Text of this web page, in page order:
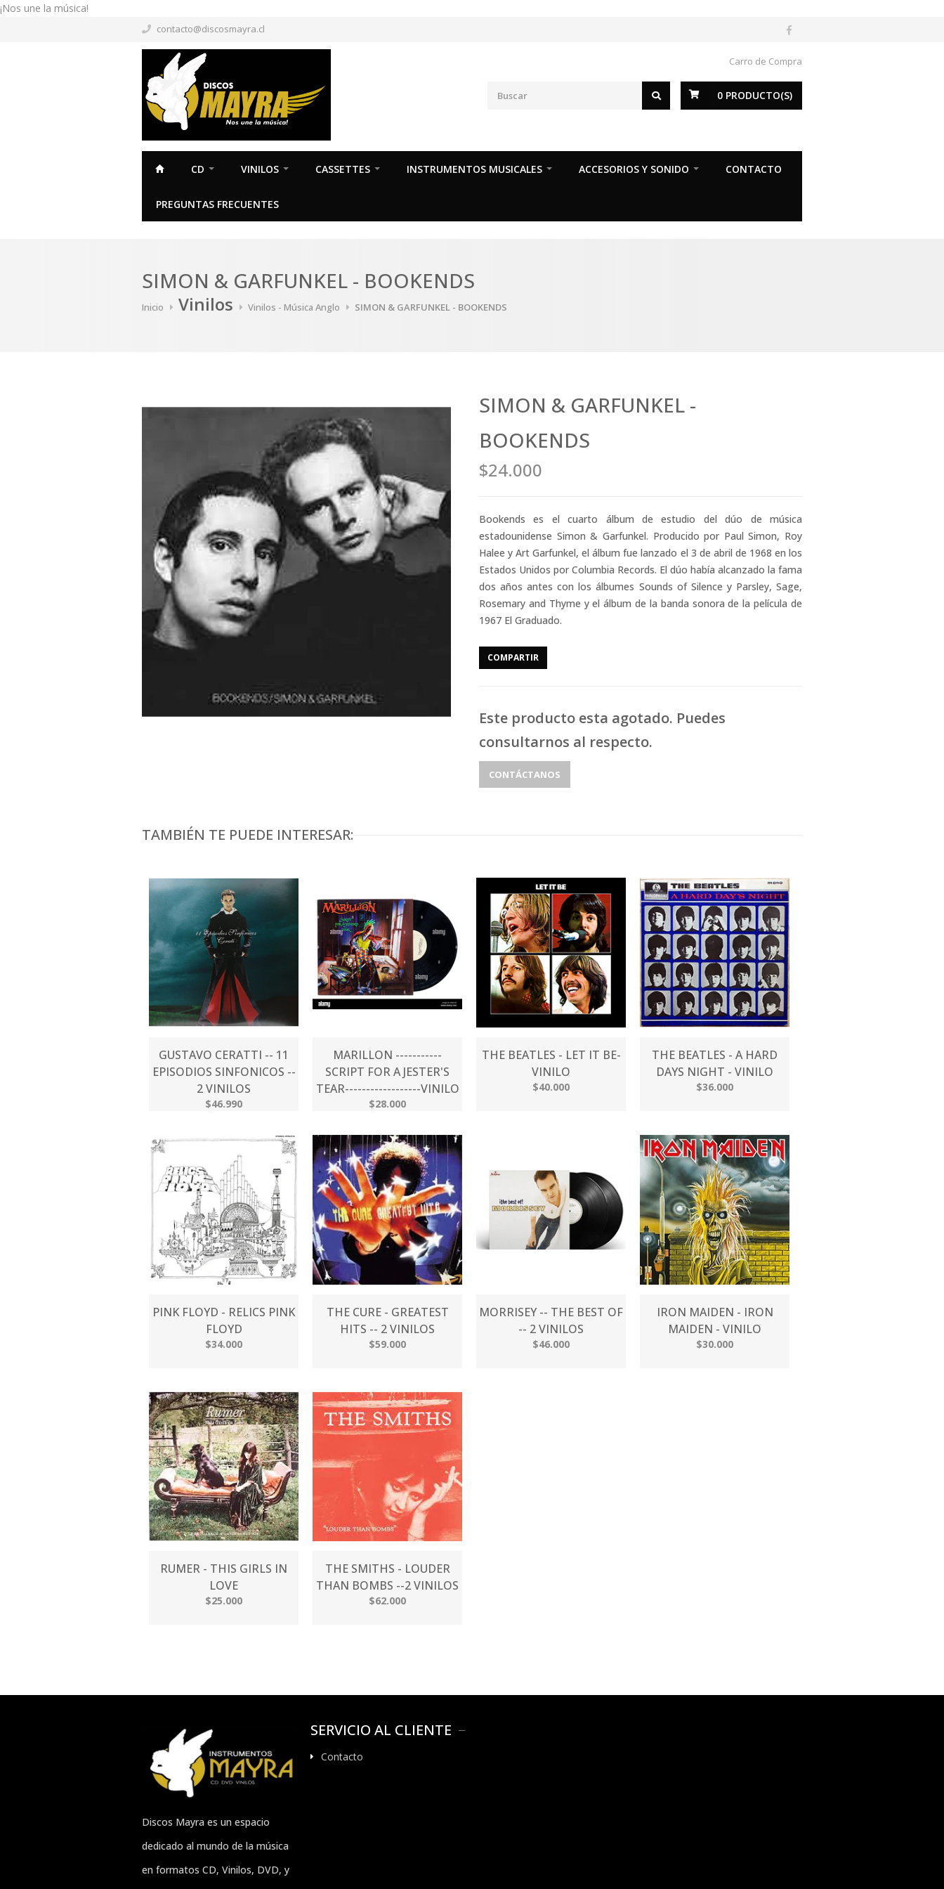
¡Nos une la música!
contacto@discosmayra.cl
Carro de Compra
0 PRODUCTO(S)
CD VINILOS CASSETTES INSTRUMENTOS MUSICALES ACCESORIOS Y SONIDO CONTACTO
PREGUNTAS FRECUENTES
SIMON & GARFUNKEL - BOOKENDS
Inicio Vinilos Vinilos - Música Anglo SIMON & GARFUNKEL - BOOKENDS
SIMON & GARFUNKEL -
BOOKENDS
$24.000
Bookends es el cuarto álbum de estudio del dúo de música
estadounidense Simon & Garfunkel. Producido por Paul Simon, Roy
Halee y Art Garfunkel, el álbum fue lanzado el 3 de abril de 1968 en los
Estados Unidos por Columbia Records. El dúo había alcanzado la fama
dos años antes con los álbumes Sounds of Silence y Parsley, Sage,
Rosemary and Thyme y el álbum de la banda sonora de la película de
1967 El Graduado.
COMPARTIR
Este producto esta agotado. Puedes
consultarnos al respecto.
CONTÁCTANOS
TAMBIÉN TE PUEDE INTERESAR:
GUSTAVO CERATTI -- 11
EPISODIOS SINFONICOS --
2 VINILOS
$46.990
MARILLON -----------
SCRIPT FOR A JESTER'S
TEAR------------------VINILO
$28.000
THE BEATLES - LET IT BE-
VINILO
$40.000
THE BEATLES - A HARD
DAYS NIGHT - VINILO
$36.000
PINK FLOYD - RELICS PINK
FLOYD
$34.000
THE CURE - GREATEST
HITS -- 2 VINILOS
$59.000
MORRISEY -- THE BEST OF
-- 2 VINILOS
$46.000
IRON MAIDEN - IRON
MAIDEN - VINILO
$30.000
RUMER - THIS GIRLS IN
LOVE
$25.000
THE SMITHS - LOUDER
THAN BOMBS --2 VINILOS
$62.000
Discos Mayra es un espacio
dedicado al mundo de la música
en formatos CD, Vinilos, DVD, y
SERVICIO AL CLIENTE
Contacto